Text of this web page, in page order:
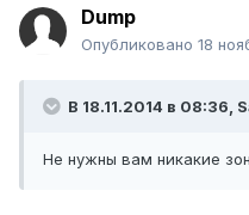
Dump
Опубликовано 18
В 18.11.2014 в 08:36,
Не нужны вам никакие